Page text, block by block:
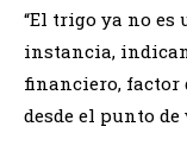
“El trigo ya no es
instancia,
financiero, factor
desde el punto